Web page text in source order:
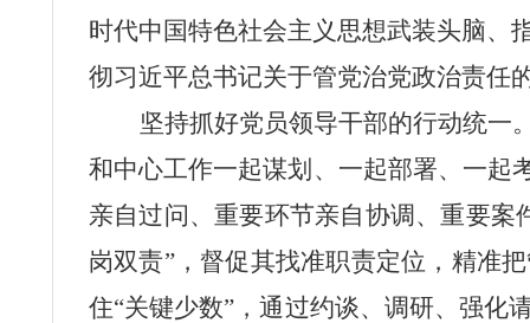
时代中国特色社会主义思想武装头脑、
彻习近平总书记关于管党治党政治责任
坚持抓好党员领导干部的行动统一
和中心工作一起谋划、一起部署、一起
亲自过问、重要环节亲自协调、重要案
岗双责”，督促其找准职责定位，精准
住“关键少数”，通过约谈、调研、强化